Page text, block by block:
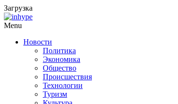
Загрузка
Menu
Новости
Политика
Экономика
Общество
Происшествия
Технологии
Туризм